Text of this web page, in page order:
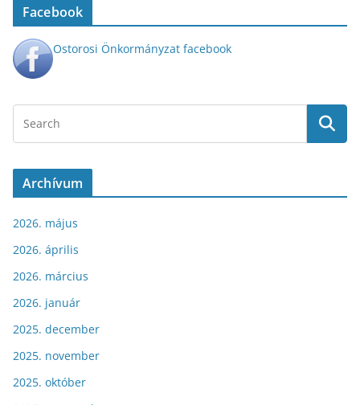
Facebook
Ostorosi Önkormányzat facebook
Archívum
2026. május
2026. április
2026. március
2026. január
2025. december
2025. november
2025. október